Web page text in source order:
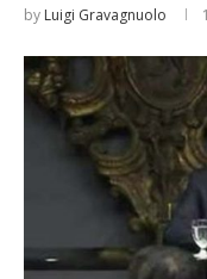
by Luigi Gravagnuolo